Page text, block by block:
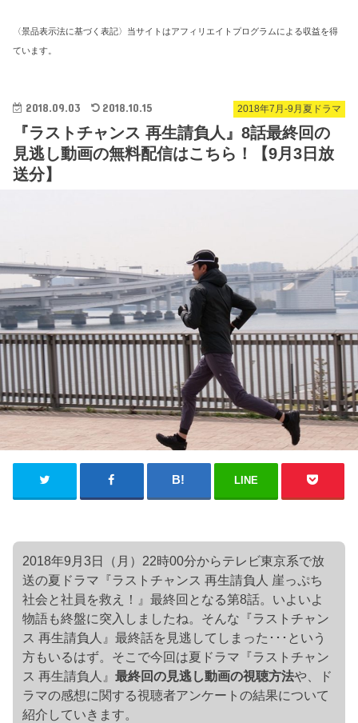
〈景品表示法に基づく表記〉当サイトはアフィリエイトプログラムによる収益を得
ています。
2018年7月-9月夏ドラマ
2018.09.03 2018.10.15
『ラストチャンス 再生請負人』8話最終回の
見逃し動画の無料配信はこちら！【9月3日放
送分】
LINE
2018年9月3日（月）22時00分からテレビ東京系で放
送の夏ドラマ『ラストチャンス 再生請負人 崖っぷち
社会と社員を救え！』最終回となる第8話。いよいよ
物語も終盤に突入しましたね。そんな『ラストチャン
ス 再生請負人』最終話を見逃してしまった･･･という
方もいるはず。そこで今回は夏ドラマ『ラストチャン
ス 再生請負人』最終回の見逃し動画の視聴方法や、ド
ラマの感想に関する視聴者アンケートの結果について
紹介していきます。